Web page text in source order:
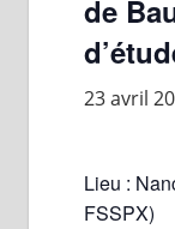
de
23 avril
Lieu :
FSSPX)